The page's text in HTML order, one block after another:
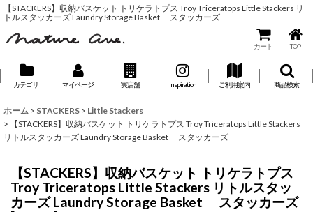
【STACKERS】収納バスケット トリケラトプス Troy Triceratops Little Stackers リ
トルスタッカーズ Laundry Storage Basket スタッカーズ
カート TOP
カテゴリ マイページ 実店舗 Inspiration ご利用案内 商品検索
ホーム > STACKERS > Little Stackers
>
【STACKERS】収納バスケット トリケラトプス Troy Triceratops Little Stackers
リトルスタッカーズ Laundry Storage Basket スタッカーズ
【STACKERS】収納バスケット トリケラトプス
Troy Triceratops Little Stackers リトルスタッ
カーズ Laundry Storage Basket スタッカーズ